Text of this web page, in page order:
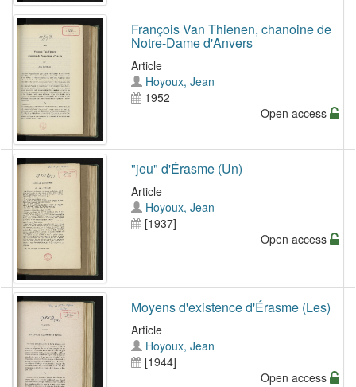
François Van Thienen, chanoine de
Notre-Dame d'Anvers
Article
Hoyoux, Jean
1952
Open access
"jeu" d'Érasme (Un)
Article
Hoyoux, Jean
[1937]
Open access
Moyens d'existence d'Érasme (Les)
Article
Hoyoux, Jean
[1944]
Open access